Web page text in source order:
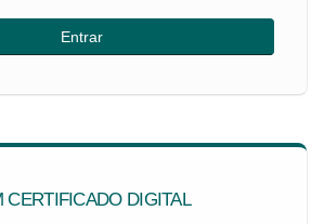
CERTIFICADO DIGITAL